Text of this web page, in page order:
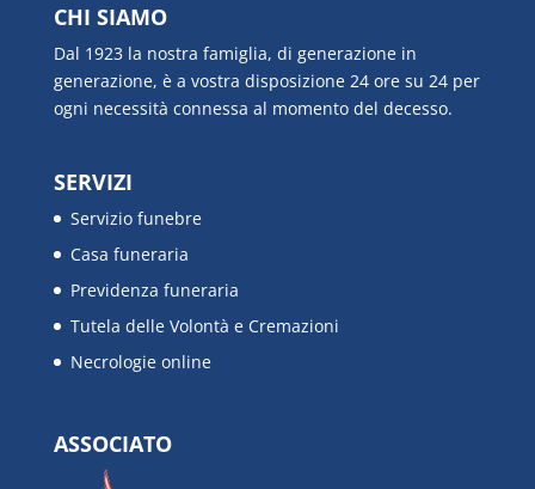
CHI SIAMO
Dal 1923 la nostra famiglia, di generazione in
generazione, è a vostra disposizione 24 ore su 24 per
ogni necessità connessa al momento del decesso.
SERVIZI
Servizio funebre
Casa funeraria
Previdenza funeraria
Tutela delle Volontà e Cremazioni
Necrologie online
ASSOCIATO